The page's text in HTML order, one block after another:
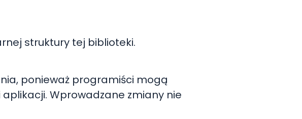
struktury tej biblioteki.
ponieważ programiści mogą
Wprowadzane zmiany nie